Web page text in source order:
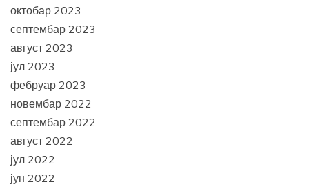
октобар 2023
септембар 2023
август 2023
јул 2023
фебруар 2023
новембар 2022
септембар 2022
август 2022
јул 2022
јун 2022